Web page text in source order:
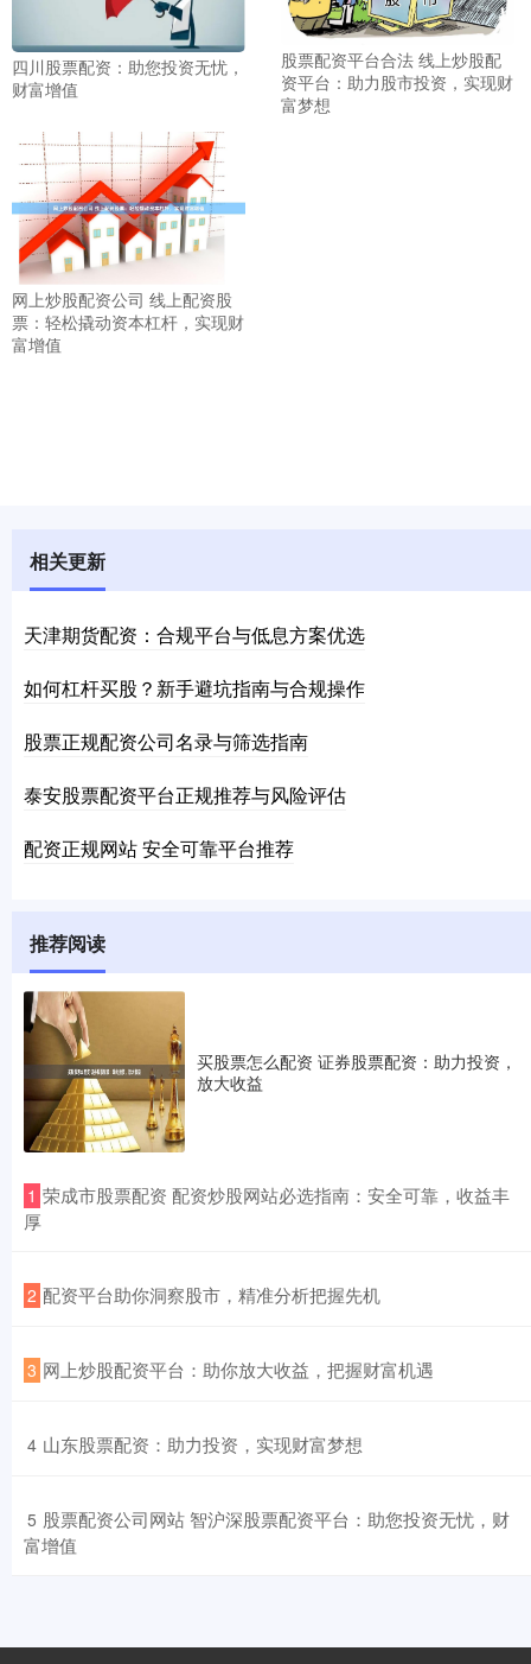
四川股票配资：助您投资无忧，
财富增值
股票配资平台合法 线上炒股配
资平台：助力股市投资，实现财
富梦想
网上炒股配资公司 线上配资股
票：轻松撬动资本杠杆，实现财
富增值
相关更新
天津期货配资：合规平台与低息方案优选
如何杠杆买股？新手避坑指南与合规操作
股票正规配资公司名录与筛选指南
泰安股票配资平台正规推荐与风险评估
配资正规网站 安全可靠平台推荐
推荐阅读
买股票怎么配资 证券股票配资：助力投资，
放大收益
1 ​荣成市股票配资 配资炒股网站必选指南：安全可靠，收益丰
厚
2 ​配资平台助你洞察股市，精准分析把握先机
3 ​网上炒股配资平台：助你放大收益，把握财富机遇
4 ​山东股票配资：助力投资，实现财富梦想
5 ​股票配资公司网站 智沪深股票配资平台：助您投资无忧，财
富增值